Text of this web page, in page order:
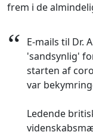
frem i de
“ E-mails til Dr.
'sandsynlig'
starten af
var
Ledende